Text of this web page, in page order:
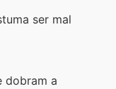
ser mal
dobram a